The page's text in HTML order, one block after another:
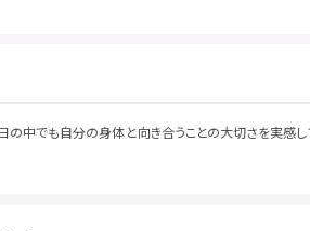
の中でも自分の身体と向き合うことの大切さを実感し